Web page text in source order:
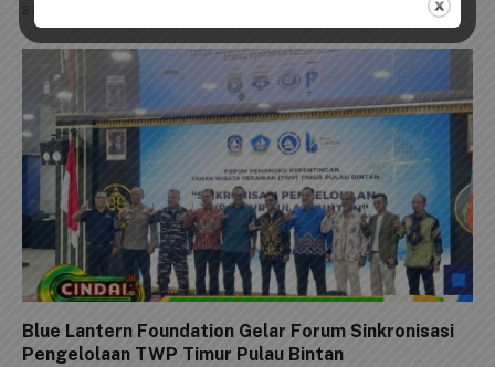
27 Juli 2026
Blue Lantern Foundation Gelar Forum Sinkronisasi
Pengelolaan TWP Timur Pulau Bintan